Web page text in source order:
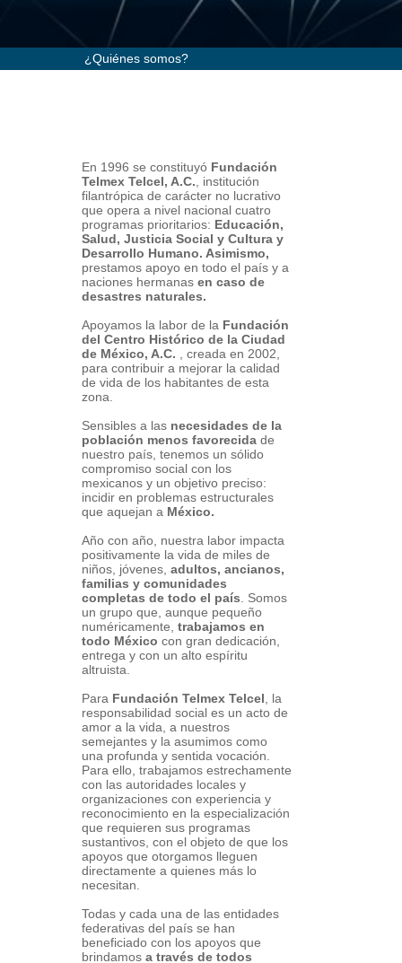
¿Quiénes somos?
En 1996 se constituyó Fundación
Telmex Telcel, A.C. , institución
filantrópica de carácter no lucrativo
que opera a nivel nacional cuatro
programas prioritarios: Educación,
Salud, Justicia Social y Cultura y
Desarrollo Humano. Asimismo,
prestamos apoyo en todo el país y a
naciones hermanas en caso de
desastres naturales.
Apoyamos la labor de la Fundación
del Centro Histórico de la Ciudad
de México, A.C. , creada en 2002,
para contribuir a mejorar la calidad
de vida de los habitantes de esta
zona.
Sensibles a las necesidades de la
población menos favorecida de
nuestro país, tenemos un sólido
compromiso social con los
mexicanos y un objetivo preciso:
incidir en problemas estructurales
que aquejan a México.
Año con año, nuestra labor impacta
positivamente la vida de miles de
niños, jóvenes, adultos, ancianos,
familias y comunidades
completas de todo el país . Somos
un grupo que, aunque pequeño
numéricamente, trabajamos en
todo México con gran dedicación,
entrega y con un alto espíritu
altruista.
Para Fundación Telmex Telcel , la
responsabilidad social es un acto de
amor a la vida, a nuestros
semejantes y la asumimos como
una profunda y sentida vocación.
Para ello, trabajamos estrechamente
con las autoridades locales y
organizaciones con experiencia y
reconocimiento en la especialización
que requieren sus programas
sustantivos, con el objeto de que los
apoyos que otorgamos lleguen
directamente a quienes más lo
necesitan.
Todas y cada una de las entidades
federativas del país se han
beneficiado con los apoyos que
brindamos a través de todos